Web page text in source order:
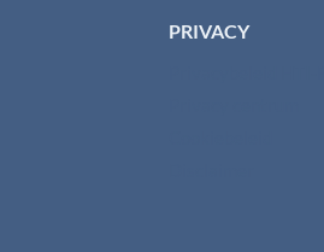
PRIVACY